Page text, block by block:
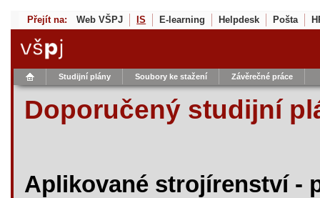
Přejít na: Web VŠPJ IS E-learning Helpdesk Pošta
Studijní plány Soubory ke stažení Závěrečné práce
Doporučený studijní
Aplikované strojírenství -